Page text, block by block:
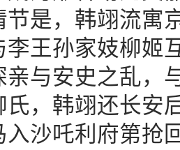
节是，韩翊流寓
李王孙家妓柳姬
亲与安史之乱，
氏，韩翊还长安
入沙吒利府第抢